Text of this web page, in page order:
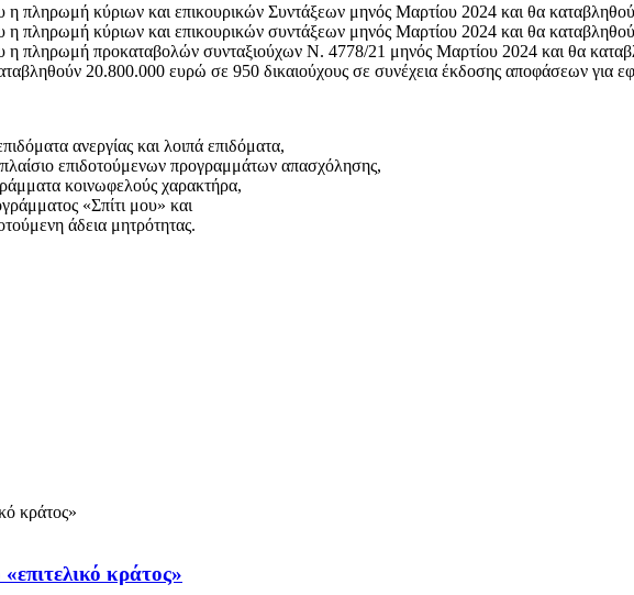
πληρωμή κύριων και επικουρικών Συντάξεων μηνός Μαρτίου 2024 και θα
πληρωμή κύριων και επικουρικών συντάξεων μηνός Μαρτίου 2024 και θα
η πληρωμή προκαταβολών συνταξιούχων Ν. 4778/21 μηνός Μαρτίου 2024 και θα
20.800.000 ευρώ σε 950 δικαιούχους σε συνέχεια έκδοσης αποφάσεων για
ανεργίας και λοιπά επιδόματα,
επιδοτούμενων προγραμμάτων απασχόλησης,
κοινωφελούς χαρακτήρα,
«Σπίτι μου» και
άδεια μητρότητας.
κράτος»